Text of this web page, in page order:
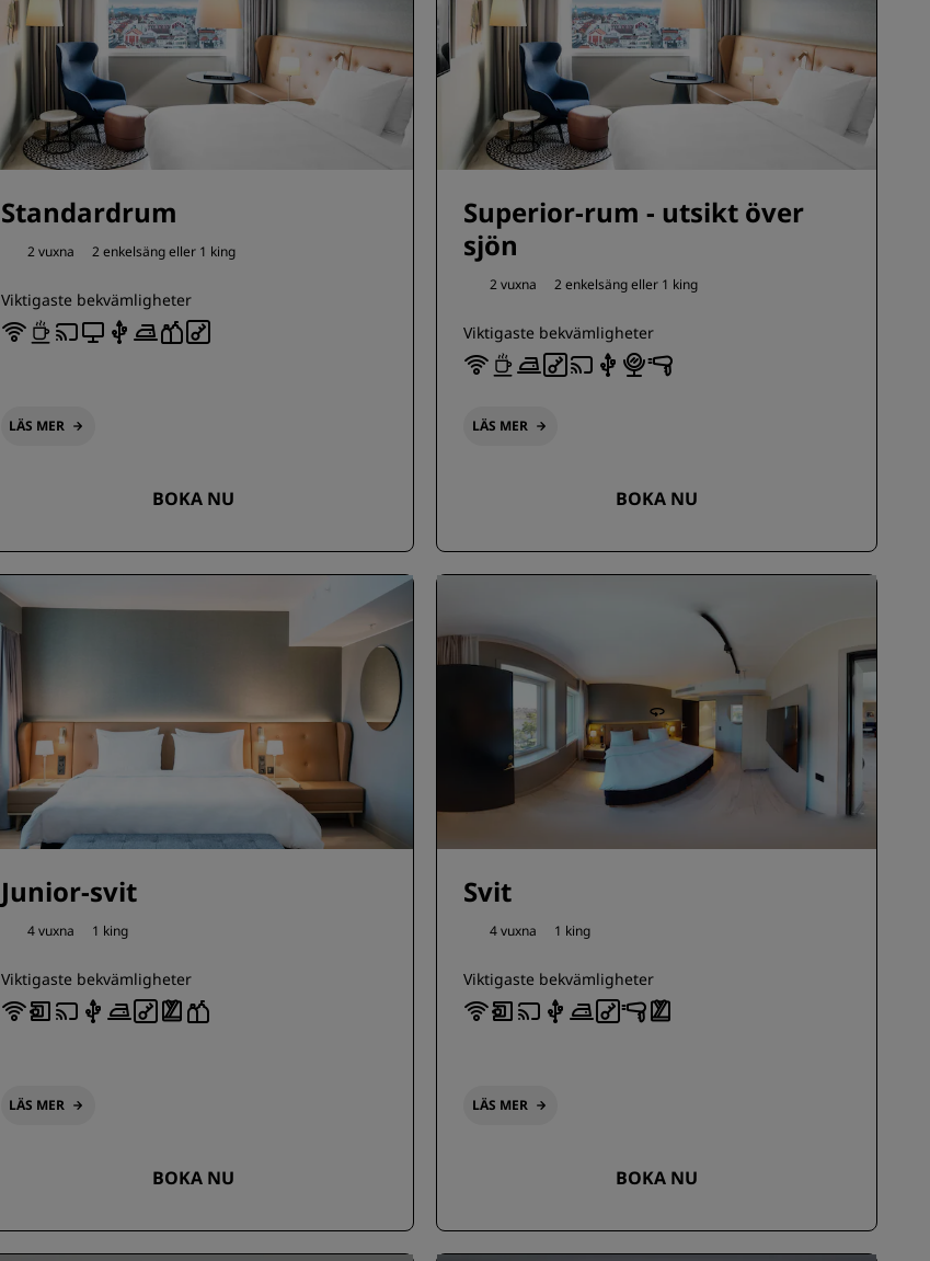
Standardrum
2 vuxna 2 enkelsäng eller 1 king
Viktigaste bekvämligheter
LÄS MER
BOKA NU
Superior-rum - utsikt över
sjön
2 vuxna 2 enkelsäng eller 1 king
Viktigaste bekvämligheter
LÄS MER
BOKA NU
Junior-svit
4 vuxna 1 king
Viktigaste bekvämligheter
LÄS MER
BOKA NU
Svit
4 vuxna 1 king
Viktigaste bekvämligheter
LÄS MER
BOKA NU